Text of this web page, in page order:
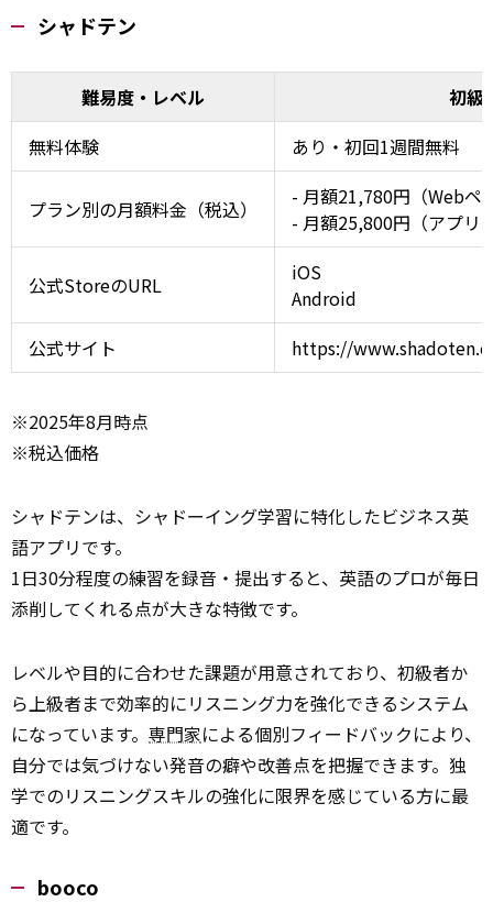
シャドテン
難易度・レベル
初級
無料体験
あり・初回1週間無料
プラン別の月額料金（税込）
- 月額21,780円（Webペ
- 月額25,800円（アプリ
公式StoreのURL
iOS
Android
公式サイト
https://
※2025年8月時点
※税込価格
シャドテンは、シャドーイング学習に特化したビジネス英
語アプリです。
1日30分程度の練習を録音・提出すると、英語のプロが毎日
添削してくれる点が大きな特徴です。
レベルや目的に合わせた課題が用意されており、初級者か
ら上級者まで効率的にリスニング力を強化できるシステム
になっています。 専門家による個別フィードバックにより、
自分では気づけない発音の癖や改善点を把握できます。独
学でのリスニングスキルの強化に限界を感じている方に最
適です。
booco